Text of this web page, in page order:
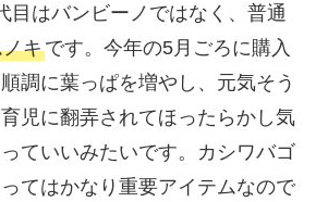
目はバンビーノではなく、普通
キです。今年の5月ごろに購入
調に葉っぱを増やし、元気そう
児に翻弄されてほったらかし気
ていいみたいです。カシワバゴ
てはかなり重要アイテムなので